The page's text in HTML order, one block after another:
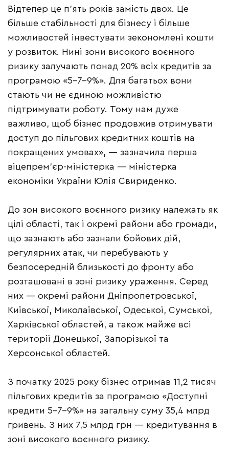
Відтепер це п’ять років замість двох. Це
більше стабільності для бізнесу і більше
можливостей інвестувати зекономлені кошти
у розвиток. Нині зони високого воєнного
ризику залучають понад 20% всіх кредитів за
програмою «5-7-9%». Для багатьох вони
стають чи не єдиною можливістю
підтримувати роботу. Тому нам дуже
важливо, щоб бізнес продовжив отримувати
доступ до пільгових кредитних коштів на
покращених умовах», — зазначила перша
віцепрем’єр-міністерка — міністерка
економіки України Юлія Свириденко.
До зон високого воєнного ризику належать як
цілі області, так і окремі райони або громади,
що зазнають або зазнали бойових дій,
регулярних атак, чи перебувають у
безпосередній близькості до фронту або
розташовані в зоні ризику ураження. Серед
них — окремі райони Дніпропетровської,
Київської, Миколаївської, Одеської, Сумської,
Харківської областей, а також майже всі
території Донецької, Запорізької та
Херсонської областей.
З початку 2025 року бізнес отримав 11,2 тисяч
пільгових кредитів за програмою «Доступні
кредити 5-7-9%» на загальну суму 35,4 млрд
гривень. З них 7,5 млрд грн — кредитування в
зоні високого воєнного ризику.